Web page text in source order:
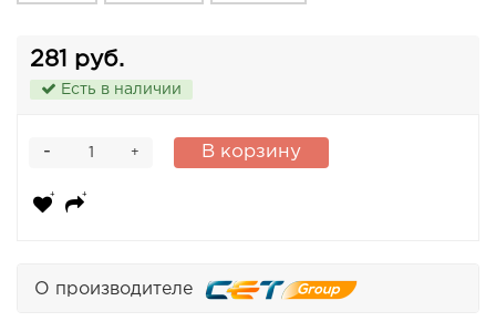
281 руб.
Есть в наличии
+
- В корзину
О производителе